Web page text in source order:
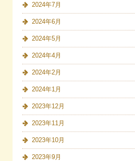
2024年7月
2024年6月
2024年5月
2024年4月
2024年2月
2024年1月
2023年12月
2023年11月
2023年10月
2023年9月